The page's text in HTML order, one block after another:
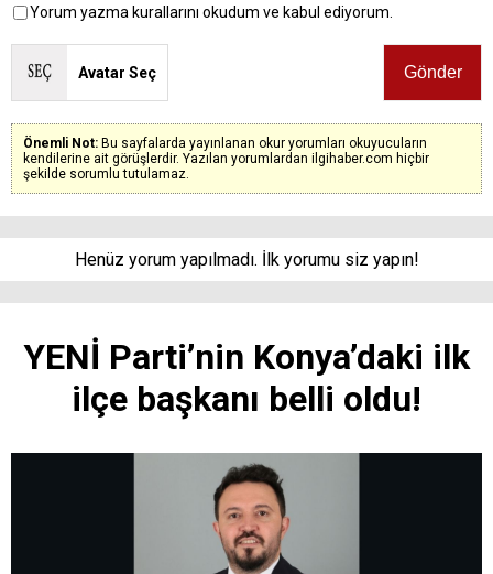
Yorum yazma kurallarını okudum ve kabul ediyorum.
Avatar Seç
Önemli Not: Bu sayfalarda yayınlanan okur yorumları okuyucuların
kendilerine ait görüşlerdir. Yazılan yorumlardan ilgihaber.com hiçbir
şekilde sorumlu tutulamaz.
Henüz yorum yapılmadı. İlk yorumu siz yapın!
YENİ Parti’nin Konya’daki ilk
ilçe başkanı belli oldu!